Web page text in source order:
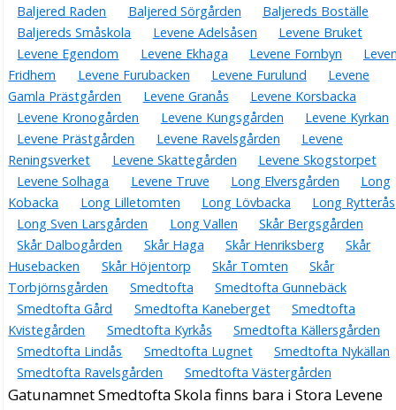
Baljered Raden
Baljered Sörgården
Baljereds Boställe
Baljereds Småskola
Levene Adelsåsen
Levene Bruket
Levene Egendom
Levene Ekhaga Levene Fornbyn
Fridhem
Levene Furubacken Levene Furulund
Levene
Gamla Prästgården
Levene Granås
Levene Korsbacka
Levene Kronogården
Levene Kungsgården
Levene Kyrkan
Levene Prästgården
Levene Ravelsgården
Levene
Reningsverket
Levene Skattegården
Levene Skogstorpet
Levene Solhaga
Levene Truve Long Elversgården
Long
Kobacka
Long Lilletomten Long Lövbacka
Long Rytterås
Long Sven Larsgården
Long Vallen
Skår Bergsgården
Skår Dalbogården
Skår Haga Skår Henriksberg
Skår
Husebacken
Skår Höjentorp Skår Tomten
Skår
Torbjörnsgården
Smedtofta
Smedtofta Gunnebäck
Smedtofta Gård
Smedtofta Kaneberget
Smedtofta
Kvistegården
Smedtofta Kyrkås
Smedtofta Källersgården
Smedtofta Lindås
Smedtofta Lugnet
Smedtofta Nykällan
Smedtofta Ravelsgården
Smedtofta Västergården
Gatunamnet Smedtofta Skola finns bara i Stora Levene